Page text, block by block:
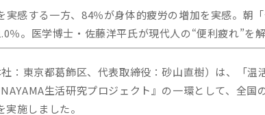
実感する一方、84％が身体的疲労の増加を実感。朝
％。医学博士・佐藤洋平氏が現代人の“便利疲れ”を
：東京都葛飾区、代表取締役：砂山直樹）は、「温
生活研究プロジェクト』の一環として、全国
施しました。